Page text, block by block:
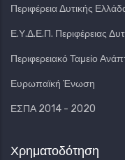
Περιφέρεια Δυτικής
Ε.Υ.Δ.Ε.Π. Περιφέρειας
Περιφερειακό Ταμείο
Ευρωπαϊκή Ένωση
ΕΣΠΑ 2014 - 2020
Χρηματοδότηση